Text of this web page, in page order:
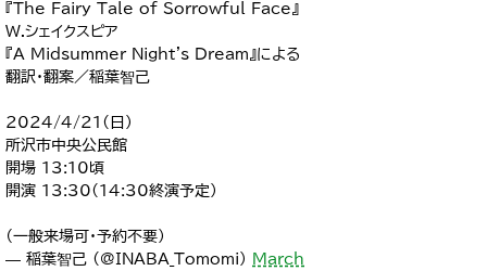
『The Fairy Tale of Sorrowful Face』
W.シェイクスピア
『A Midsummer Night's Dream』による
翻訳・翻案／稲葉智己
2024/4/21(日)
所沢市中央公民館
開場 13:10頃
開演 13:30(14:30終演予定)
（一般来場可・予約不要）
— 稲葉智己 (@INABA_Tomomi)
March